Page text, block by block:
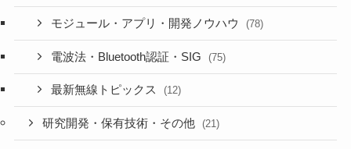
モジュール・アプリ・開発ノウハウ (78)
電波法・Bluetooth認証・SIG (75)
最新無線トピックス (12)
研究開発・保有技術・その他 (21)